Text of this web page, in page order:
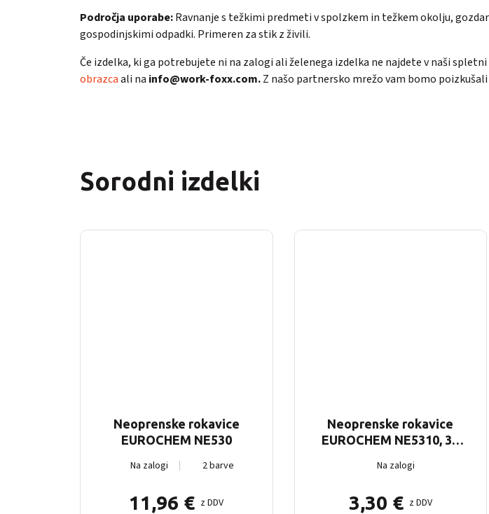
Področja uporabe:Ravnanje s težkimi predmeti v spolzkem in težkem okolju,
gospodinjskimi odpadki. Primeren za stik z živili.
Če izdelka, ki ga potrebujete ni na zalogi ali želenega izdelka ne najdete v naši
obrazcaali na info@work-foxx.com.Z našo partnersko mrežo vam bomo
Sorodni izdelki
Neoprenske rokavice
EUROCHEM NE530
Na zalogi
2 barve
11,96 € z DDV
Neoprenske rokavice
EUROCHEM NE5310, 31
Na zalogi
3,30 € z DDV